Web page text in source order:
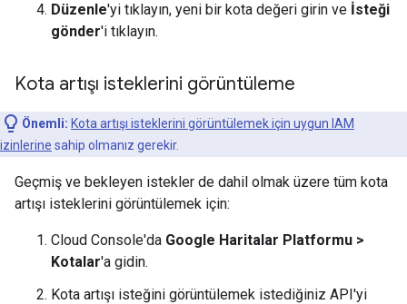
Düzenle'yi tıklayın, yeni bir kota değeri girin ve İsteği
gönder'i tıklayın.
Kota artışı isteklerini görüntüleme
Önemli: Kota artışı isteklerini görüntülemek için uygun IAM
izinlerine sahip olmanız gerekir.
Geçmiş ve bekleyen istekler de dahil olmak üzere tüm kota
artışı isteklerini görüntülemek için:
Cloud Console'da Google Haritalar Platformu >
Kotalar'a gidin.
Kota artışı isteğini görüntülemek istediğiniz API'yi